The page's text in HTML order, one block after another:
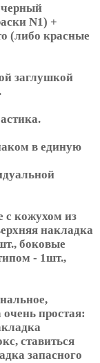
N1) +
(либо красные
заглушкой
в единую
с кожухом из
накладка
боковые
- 1шт.,
простая:
ставиться
запасного